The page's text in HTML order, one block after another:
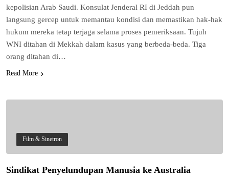
kepolisian Arab Saudi. Konsulat Jenderal RI di Jeddah pun
langsung gercep untuk memantau kondisi dan memastikan hak-hak
hukum mereka tetap terjaga selama proses pemeriksaan. Tujuh
WNI ditahan di Mekkah dalam kasus yang berbeda-beda. Tiga
orang ditahan di…
Read More
Film & Sinetron
Sindikat Penyelundupan Manusia ke Australia